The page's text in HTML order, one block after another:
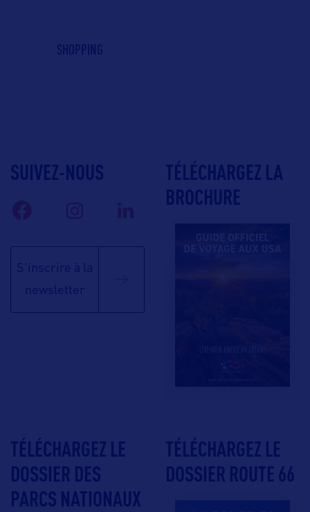
SHOPPING
SUIVEZ-NOUS
S'inscrire à la
newsletter
TÉLÉCHARGEZ LA
BROCHURE
TÉLÉCHARGEZ LE
DOSSIER DES
PARCS NATIONAUX
TÉLÉCHARGEZ LE
DOSSIER ROUTE 66